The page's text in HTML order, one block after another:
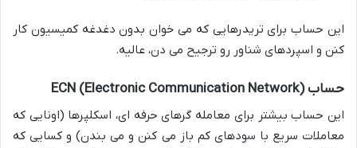
این حساب برای تریدرهایی که می خوان بدون دغدغه کمیسیون کار
کنن و اسپردهای شناور رو ترجیح می دن، عالیه.
حساب ECN (Electronic Communication Network)
این حساب بیشتر برای معامله گرهای حرفه ای، اسکلپرها (اونایی که
معاملات سریع با سودهای کم باز می کنن و می بندن) و کسایی که